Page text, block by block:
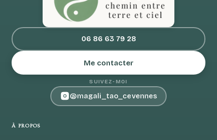
06 86 63 79 28
Me contacter
SUIVEZ-MOI
@magali_tao_cevennes
À PROPOS